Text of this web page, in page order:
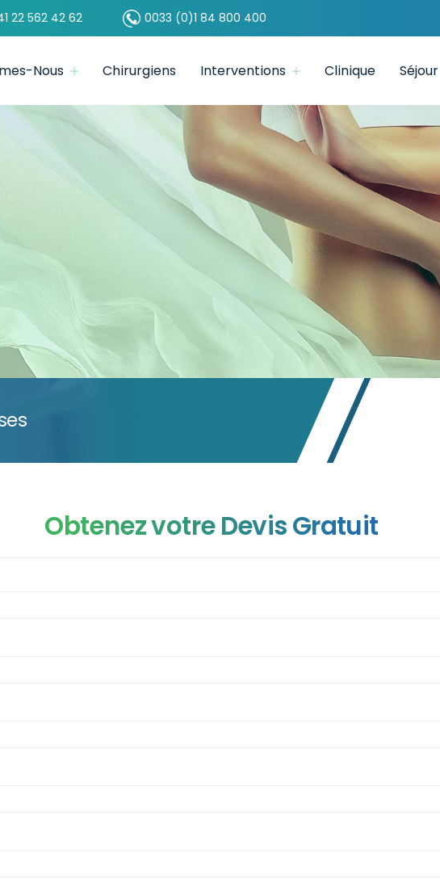
22 562 42 62 0033 (0)1 84 800 400
Nous Chirurgiens Interventions Clinique Séjour
Obtenez votre Devis Gratuit